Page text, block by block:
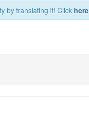
by translating it! Click here